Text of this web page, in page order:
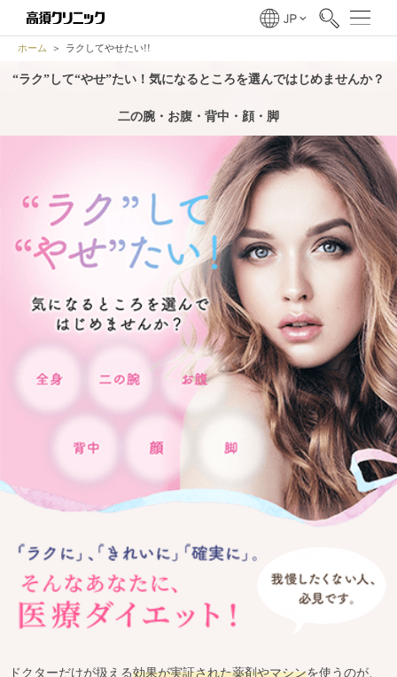
ホーム ラクしてやせたい!!
“ラク”して“やせ”たい！気になるところを選んではじめませんか？
二の腕・お腹・背中・顔・脚
ドクターだけが扱える効果が実証された薬剤やマシンを使うのが、